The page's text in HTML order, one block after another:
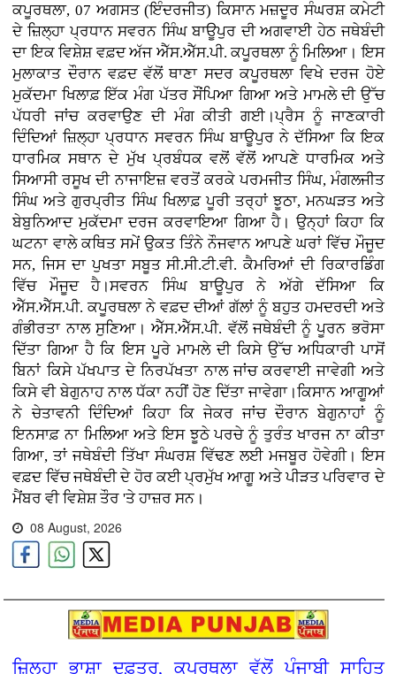
ਕਪੂਰਥਲਾ, 07 ਅਗਸਤ (ਇੰਦਰਜੀਤ) ਕਿਸਾਨ ਮਜ਼ਦੂਰ ਸੰਘਰਸ਼ ਕਮੇਟੀ
ਦੇ ਜ਼ਿਲ੍ਹਾ ਪ੍ਰਧਾਨ ਸਵਰਨ ਸਿੰਘ ਬਾਊਪੁਰ ਦੀ ਅਗਵਾਈ ਹੇਠ ਜਥੇਬੰਦੀ
ਦਾ ਇਕ ਵਿਸ਼ੇਸ਼ ਵਫ਼ਦ ਅੱਜ ਐੱਸ.ਐੱਸ.ਪੀ. ਕਪੂਰਥਲਾ ਨੂੰ ਮਿਲਿਆ। ਇਸ
ਮੁਲਾਕਾਤ ਦੌਰਾਨ ਵਫ਼ਦ ਵੱਲੋਂ ਥਾਣਾ ਸਦਰ ਕਪੂਰਥਲਾ ਵਿਖੇ ਦਰਜ ਹੋਏ
ਮੁਕੱਦਮਾ ਖਿਲਾਫ਼ ਇੱਕ ਮੰਗ ਪੱਤਰ ਸੌਂਪਿਆ ਗਿਆ ਅਤੇ ਮਾਮਲੇ ਦੀ ਉੱਚ
ਪੱਧਰੀ ਜਾਂਚ ਕਰਵਾਉਣ ਦੀ ਮੰਗ ਕੀਤੀ ਗਈ।ਪ੍ਰੈਸ ਨੂੰ ਜਾਣਕਾਰੀ
ਦਿੰਦਿਆਂ ਜ਼ਿਲ੍ਹਾ ਪ੍ਰਧਾਨ ਸਵਰਨ ਸਿੰਘ ਬਾਊਪੁਰ ਨੇ ਦੱਸਿਆ ਕਿ ਇਕ
ਧਾਰਮਿਕ ਸਥਾਨ ਦੇ ਮੁੱਖ ਪ੍ਰਬੰਧਕ ਵਲੋਂ ਵੱਲੋਂ ਆਪਣੇ ਧਾਰਮਿਕ ਅਤੇ
ਸਿਆਸੀ ਰਸੂਖ ਦੀ ਨਾਜਾਇਜ਼ ਵਰਤੋਂ ਕਰਕੇ ਪਰਮਜੀਤ ਸਿੰਘ, ਮੰਗਲਜੀਤ
ਸਿੰਘ ਅਤੇ ਗੁਰਪ੍ਰੀਤ ਸਿੰਘ ਖਿਲਾਫ਼ ਪੂਰੀ ਤਰ੍ਹਾਂ ਝੂਠਾ, ਮਨਘੜਤ ਅਤੇ
ਬੇਬੁਨਿਆਦ ਮੁਕੱਦਮਾ ਦਰਜ ਕਰਵਾਇਆ ਗਿਆ ਹੈ। ਉਨ੍ਹਾਂ ਕਿਹਾ ਕਿ
ਘਟਨਾ ਵਾਲੇ ਕਥਿਤ ਸਮੇਂ ਉਕਤ ਤਿੰਨੇ ਨੌਜਵਾਨ ਆਪਣੇ ਘਰਾਂ ਵਿੱਚ ਮੌਜੂਦ
ਸਨ, ਜਿਸ ਦਾ ਪੁਖਤਾ ਸਬੂਤ ਸੀ.ਸੀ.ਟੀ.ਵੀ. ਕੈਮਰਿਆਂ ਦੀ ਰਿਕਾਰਡਿੰਗ
ਵਿੱਚ ਮੌਜੂਦ ਹੈ।ਸਵਰਨ ਸਿੰਘ ਬਾਊਪੁਰ ਨੇ ਅੱਗੇ ਦੱਸਿਆ ਕਿ
ਐੱਸ.ਐੱਸ.ਪੀ. ਕਪੂਰਥਲਾ ਨੇ ਵਫ਼ਦ ਦੀਆਂ ਗੱਲਾਂ ਨੂੰ ਬਹੁਤ ਹਮਦਰਦੀ ਅਤੇ
ਗੰਭੀਰਤਾ ਨਾਲ ਸੁਣਿਆ। ਐੱਸ.ਐੱਸ.ਪੀ. ਵੱਲੋਂ ਜਥੇਬੰਦੀ ਨੂੰ ਪੂਰਨ ਭਰੋਸਾ
ਦਿੱਤਾ ਗਿਆ ਹੈ ਕਿ ਇਸ ਪੂਰੇ ਮਾਮਲੇ ਦੀ ਕਿਸੇ ਉੱਚ ਅਧਿਕਾਰੀ ਪਾਸੋਂ
ਬਿਨਾਂ ਕਿਸੇ ਪੱਖਪਾਤ ਦੇ ਨਿਰਪੱਖਤਾ ਨਾਲ ਜਾਂਚ ਕਰਵਾਈ ਜਾਵੇਗੀ ਅਤੇ
ਕਿਸੇ ਵੀ ਬੇਗੁਨਾਹ ਨਾਲ ਧੱਕਾ ਨਹੀਂ ਹੋਣ ਦਿੱਤਾ ਜਾਵੇਗਾ।ਕਿਸਾਨ ਆਗੂਆਂ
ਨੇ ਚੇਤਾਵਨੀ ਦਿੰਦਿਆਂ ਕਿਹਾ ਕਿ ਜੇਕਰ ਜਾਂਚ ਦੌਰਾਨ ਬੇਗੁਨਾਹਾਂ ਨੂੰ
ਇਨਸਾਫ਼ ਨਾ ਮਿਲਿਆ ਅਤੇ ਇਸ ਝੂਠੇ ਪਰਚੇ ਨੂੰ ਤੁਰੰਤ ਖਾਰਜ ਨਾ ਕੀਤਾ
ਗਿਆ, ਤਾਂ ਜਥੇਬੰਦੀ ਤਿੱਖਾ ਸੰਘਰਸ਼ ਵਿੱਢਣ ਲਈ ਮਜਬੂਰ ਹੋਵੇਗੀ। ਇਸ
ਵਫ਼ਦ ਵਿੱਚ ਜਥੇਬੰਦੀ ਦੇ ਹੋਰ ਕਈ ਪ੍ਰਮੁੱਖ ਆਗੂ ਅਤੇ ਪੀੜਤ ਪਰਿਵਾਰ ਦੇ
ਮੈਂਬਰ ਵੀ ਵਿਸ਼ੇਸ਼ ਤੌਰ 'ਤੇ ਹਾਜ਼ਰ ਸਨ।
08 August, 2026
ਜ਼ਿਲ੍ਹਾ ਭਾਸ਼ਾ ਦਫ਼ਤਰ, ਕਪੂਰਥਲਾ ਵੱਲੋਂ ਪੰਜਾਬੀ ਸਾਹਿਤ